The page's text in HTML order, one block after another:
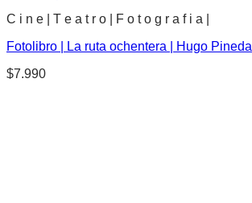
C i n e | T e a t r o | F o t o g r a f i a |
Fotolibro | La ruta ochentera | Hugo Pineda
$7.990